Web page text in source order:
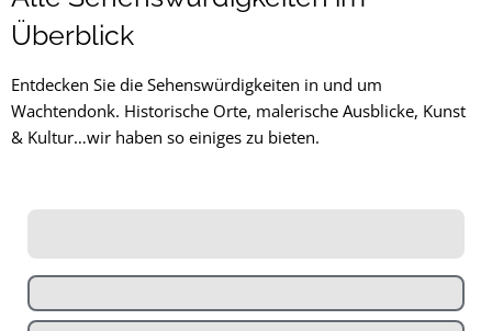
Überblick
Entdecken Sie die Sehenswürdigkeiten in und um
Wachtendonk. Historische Orte, malerische Ausblicke, Kunst
& Kultur…wir haben so einiges zu bieten.